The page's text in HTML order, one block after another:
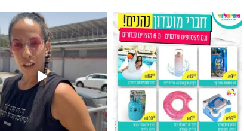
מין העובר רק במסיבלנד !! קיים
כוס נירוסטה ענקית שכול אחד צריך! קיימת באתר
המוצר הכי